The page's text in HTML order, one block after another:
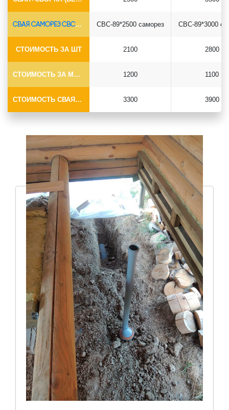
СВАЯ САМОРЕЗ СВС-Ø89*6.5
СТОИМОСТЬ ЗА ШТ
СТОИМОСТЬ ЗА МОНТАЖ
СТОИМОСТЬ СВАЯ+МОНТАЖ (БЕЗ ОГОЛОВКА)
СВС-89*2500 саморез
2100
1200
3300
СВС-89*3000
2800
1100
3900